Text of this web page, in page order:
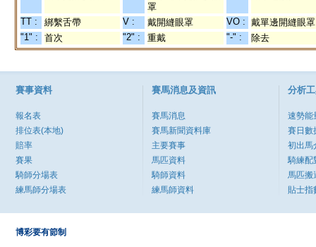
罩
TT : 綁繫舌帶 V : 戴開縫眼罩 VO : 戴單邊開縫眼罩
"1" :
首次 "2" : 重戴 "-" : 除去
賽事資料
報名表
排位表(本地)
賠率
賽果
騎師分場表
練馬師分場表
賽馬消息及資訊
賽馬消息
賽馬新聞資料庫
主要賽事
馬匹資料
騎師資料
練馬師資料
分析
速勢能
賽日數
初出馬
騎練配
馬匹搬
貼士指
博彩要有節制